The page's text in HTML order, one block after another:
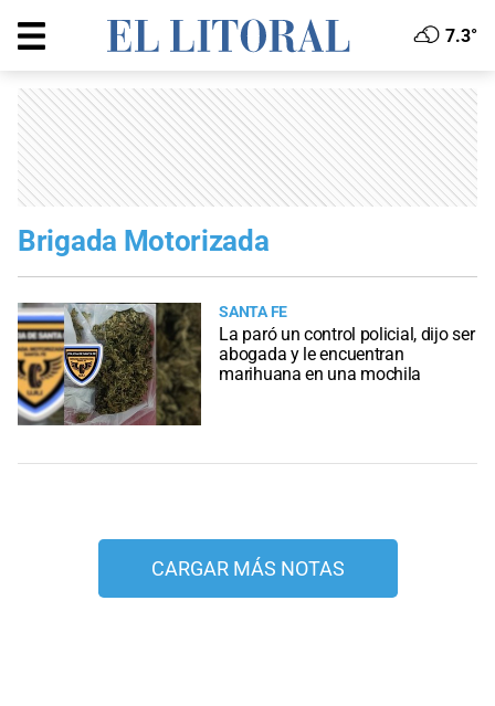
7.3°
Brigada Motorizada
SANTA FE
La paró un control policial, dijo ser
abogada y le encuentran
marihuana en una mochila
CARGAR MÁS NOTAS